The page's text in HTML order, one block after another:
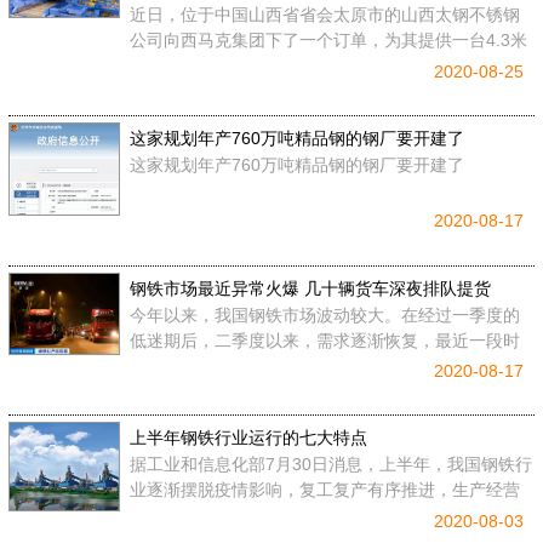
近日，位于中国山西省省会太原市的山西太钢不锈钢
公司向西马克集团下了一个订单，为其提供一台4.3米
2020-08-25
这家规划年产760万吨精品钢的钢厂要开建了
这家规划年产760万吨精品钢的钢厂要开建了
2020-08-17
钢铁市场最近异常火爆 几十辆货车深夜排队提货
今年以来，我国钢铁市场波动较大。在经过一季度的
低迷期后，二季度以来，需求逐渐恢复，最近一段时
间，一些钢厂订单量增加明显，甚至出现了排队提货
2020-08-17
上半年钢铁行业运行的七大特点
据工业和信息化部7月30日消息，上半年，我国钢铁行
业逐渐摆脱疫情影响，复工复产有序推进，生产经营
2020-08-03